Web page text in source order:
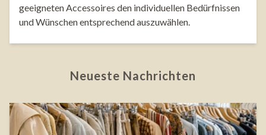
geeigneten Accessoires den individuellen Bedürfnissen
und Wünschen entsprechend auszuwählen.
Neueste Nachrichten